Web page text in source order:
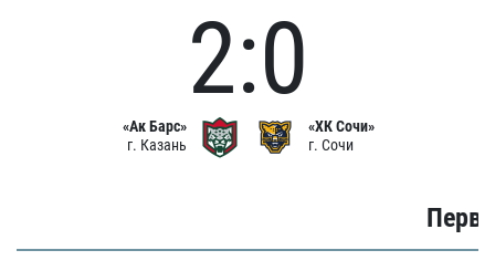
«Ак Барс»
г. Казань
2:0
«ХК Сочи»
г. Сочи